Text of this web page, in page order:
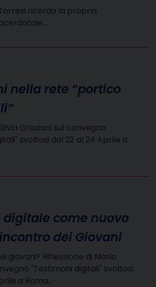
ricorda la propria
nella rete “portico
Graziani sul convegno
svoltosi dal 22 al 24 Aprile a
digitale come nuovo
dei Giovani
giovani? Riflessione di Mario
"Testimoni digitali" svoltosi
a Roma…